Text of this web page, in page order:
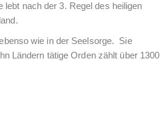
nach der 3. Regel des heiligen
wie in der Seelsorge. Sie
Ländern tätige Orden zählt über 1300